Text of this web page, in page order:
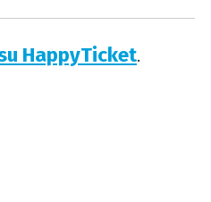
HappyTicket.